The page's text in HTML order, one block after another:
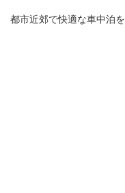
都市近郊で快適な車中泊